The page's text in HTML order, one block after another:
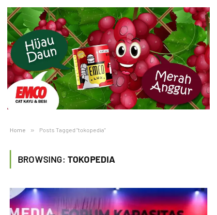
Home » Posts Tagged "tokopedia"
BROWSING: TOKOPEDIA